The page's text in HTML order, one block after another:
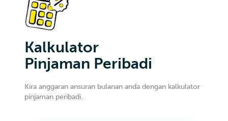
Kalkulator
Pinjaman Peribadi
Kira anggaran ansuran bulanan anda dengan kalkulator
pinjaman peribadi.